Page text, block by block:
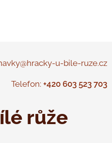
u-bile-ruze.cz
Telefon: +420 603 523 703
růže